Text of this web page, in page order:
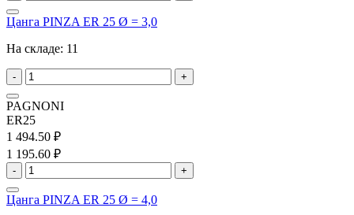
Цанга PINZA ER 25 Ø = 3,0
На складе: 11
- +
PAGNONI
ER25
1 494.50 ₽
1 195.60 ₽
- +
Цанга PINZA ER 25 Ø = 4,0